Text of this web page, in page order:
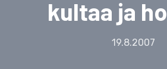
kultaa ja
19.8.2007